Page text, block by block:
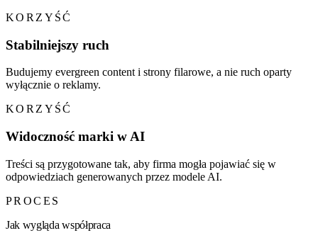
KORZYŚĆ
Stabilniejszy ruch
Budujemy evergreen content i strony filarowe, a nie ruch oparty
wyłącznie o reklamy.
KORZYŚĆ
Widoczność marki w AI
Treści są przygotowane tak, aby firma mogła pojawiać się w
odpowiedziach generowanych przez modele AI.
PROCES
Jak wygląda współpraca